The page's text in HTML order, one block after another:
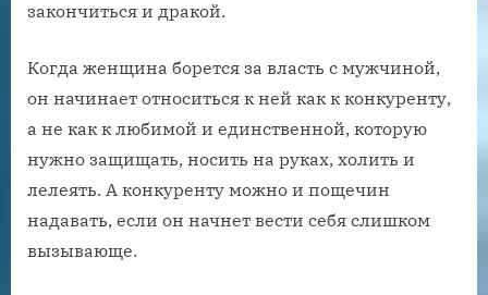
закончиться и дракой.
Когда женщина борется за власть с мужчиной,
он начинает относиться к ней как к конкуренту,
а не как к любимой и единственной, которую
нужно защищать, носить на руках, холить и
лелеять. А конкуренту можно и пощечин
надавать, если он начнет вести себя слишком
вызывающе.